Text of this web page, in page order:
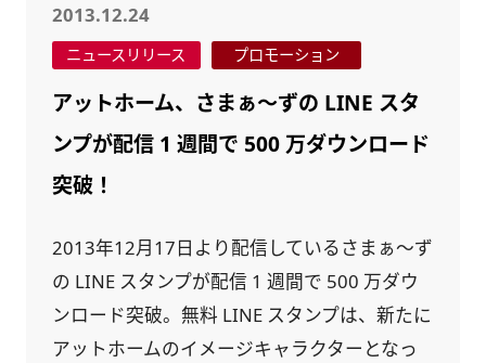
2013.12.24
ニュースリリース プロモーション
アットホーム、さまぁ～ずの LINE スタ
ンプが配信 1 週間で 500 万ダウンロード
突破！
2013年12月17日より配信しているさまぁ～ず
の LINE スタンプが配信 1 週間で 500 万ダウ
ンロード突破。無料 LINE スタンプは、新たに
アットホームのイメージキャラクターとなっ